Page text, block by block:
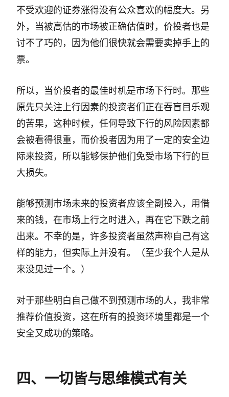
不受欢迎的证券涨得没有公众喜欢的幅度大。另
外，当被高估的市场被正确估值时，价投者也是
讨不了巧的，因为他们很快就会需要卖掉手上的
票。
所以，当价投者的最佳时机是市场下行时。那些
原先只关注上行因素的投资者们正在吞盲目乐观
的苦果，这种时候，任何导致下行的风险因素都
会被看得很重，而价投者因为用了一定的安全边
际来投资，所以能够保护他们免受市场下行的巨
大损失。
能够预测市场未来的投资者应该全副投入，用借
来的钱，在市场上行之时进入，再在它下跌之前
出来。不幸的是，许多投资者虽然声称自己有这
样的能力，但实际上并没有。（至少我个人是从
来没见过一个。）
对于那些明白自己做不到预测市场的人，我非常
推荐价值投资，这在所有的投资环境里都是一个
安全又成功的策略。
四、一切皆与思维模式有关